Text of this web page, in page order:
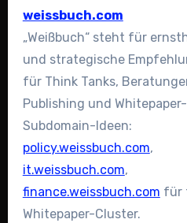
weissbuch.com
„Weißbuch“ steht für
und strategische
für Think Tanks,
Publishing und
Subdomain-Ideen:
policy.weissbuch.com,
it.weissbuch.com,
finance.weissbuch.com für
Whitepaper-Cluster.